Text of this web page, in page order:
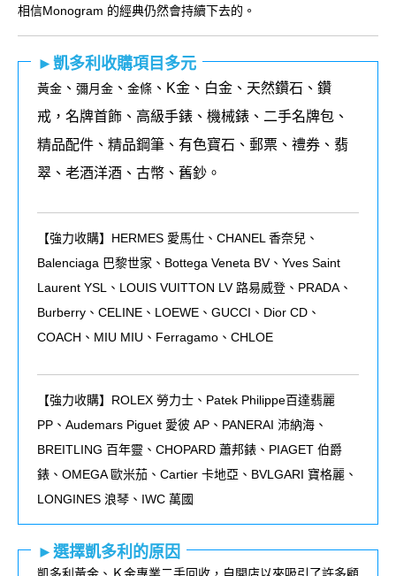
相信Monogram 的經典仍然會持續下去的。
►凱多利收購項目多元
黃金 、 彌月金 、 金條 、K金、白金、天然鑽石、鑽
戒，名牌首飾、高級手錶、機械錶、二手名牌包、
精品配件、精品鋼筆、有色寶石、郵票、禮券、翡
翠、老酒洋酒、古幣、舊鈔。
【強力收購】HERMES 愛馬仕、CHANEL 香奈兒、
Balenciaga 巴黎世家、Bottega Veneta BV、Yves Saint
Laurent YSL、LOUIS VUITTON LV 路易威登、PRADA、
Burberry、CELINE、LOEWE、GUCCI、Dior CD、
COACH、MIU MIU、Ferragamo、CHLOE
【強力收購】ROLEX 勞力士、 Patek Philippe百達翡麗
PP 、 Audemars Piguet 愛彼 AP 、 PANERAI 沛納海、
BREITLING 百年靈、 CHOPARD 蕭邦錶、 PIAGET 伯爵
錶、 OMEGA歐米茄、 Cartier 卡地亞、 BVLGARI 寶格麗、
LONGINES 浪琴、 IWC 萬國
►選擇凱多利的原因